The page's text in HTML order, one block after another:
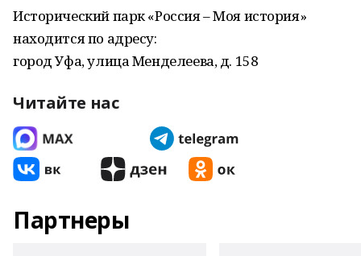
Исторический парк «Россия – Моя история»
находится по адресу:
город Уфа, улица Менделеева, д. 158
Читайте нас
Партнеры